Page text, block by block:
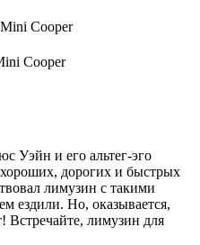
Cooper
Уэйн и его альтег-эго
дорогих и быстрых
лимузин с такими
ездили. Но, оказывается,
Встречайте, лимузин для